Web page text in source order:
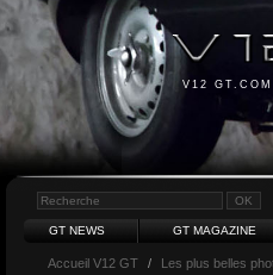
V12
GT NEWS GT MAGAZINE
Accueil V12 GT / Les plus belles